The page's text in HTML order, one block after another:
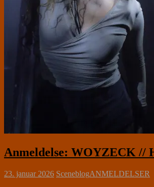
Anmeldelse: WOYZECK //
23. januar 2026 SceneblogANMELDELSER